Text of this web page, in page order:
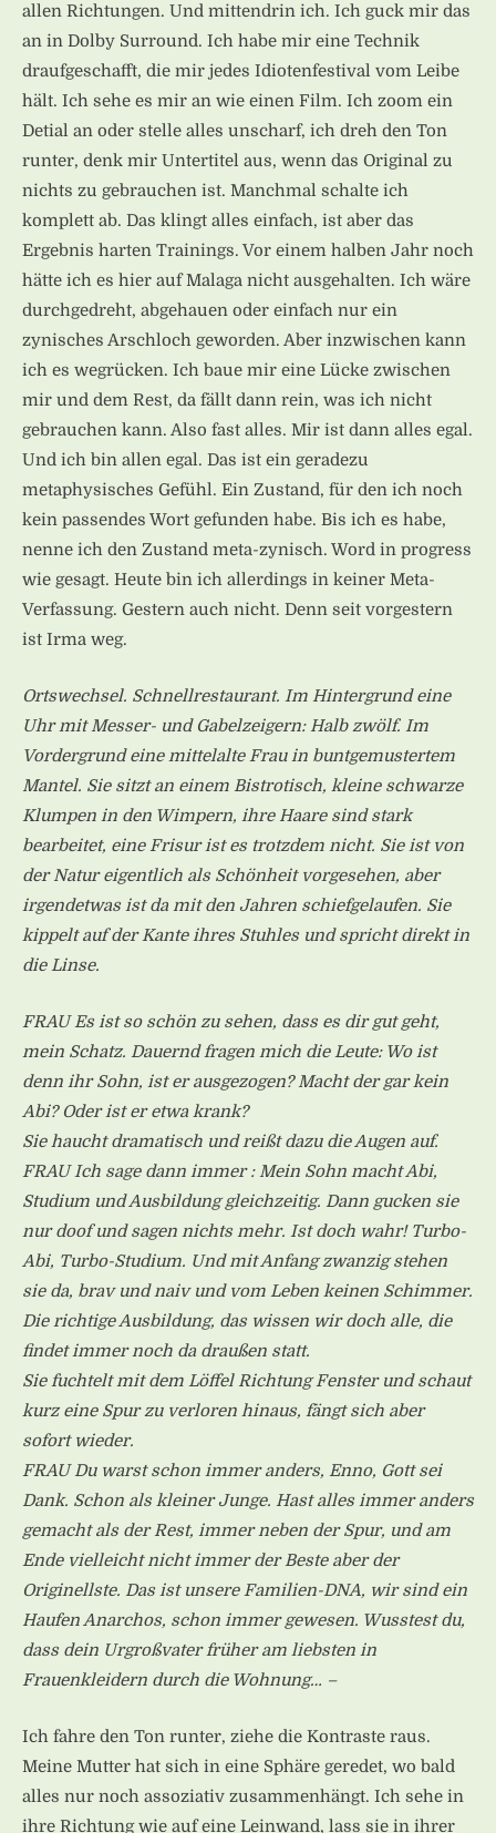
allen Richtungen. Und mittendrin ich. Ich guck mir das
an in Dolby Surround. Ich habe mir eine Technik
draufgeschafft, die mir jedes Idiotenfestival vom Leibe
hält. Ich sehe es mir an wie einen Film. Ich zoom ein
Detial an oder stelle alles unscharf, ich dreh den Ton
runter, denk mir Untertitel aus, wenn das Original zu
nichts zu gebrauchen ist. Manchmal schalte ich
komplett ab. Das klingt alles einfach, ist aber das
Ergebnis harten Trainings. Vor einem halben Jahr noch
hätte ich es hier auf Malaga nicht ausgehalten. Ich wäre
durchgedreht, abgehauen oder einfach nur ein
zynisches Arschloch geworden. Aber inzwischen kann
ich es wegrücken. Ich baue mir eine Lücke zwischen
mir und dem Rest, da fällt dann rein, was ich nicht
gebrauchen kann. Also fast alles. Mir ist dann alles egal.
Und ich bin allen egal. Das ist ein geradezu
metaphysisches Gefühl. Ein Zustand, für den ich noch
kein passendes Wort gefunden habe. Bis ich es habe,
nenne ich den Zustand meta-zynisch. Word in progress
wie gesagt. Heute bin ich allerdings in keiner Meta-
Verfassung. Gestern auch nicht. Denn seit vorgestern
ist Irma weg.
Ortswechsel. Schnellrestaurant. Im Hintergrund eine
Uhr mit Messer- und Gabelzeigern: Halb zwölf. Im
Vordergrund eine mittelalte Frau in buntgemustertem
Mantel. Sie sitzt an einem Bistrotisch, kleine schwarze
Klumpen in den Wimpern, ihre Haare sind stark
bearbeitet, eine Frisur ist es trotzdem nicht. Sie ist von
der Natur eigentlich als Schönheit vorgesehen, aber
irgendetwas ist da mit den Jahren schiefgelaufen. Sie
kippelt auf der Kante ihres Stuhles und spricht direkt in
die Linse.
FRAU Es ist so schön zu sehen, dass es dir gut geht,
mein Schatz. Dauernd fragen mich die Leute: Wo ist
denn ihr Sohn, ist er ausgezogen? Macht der gar kein
Abi? Oder ist er etwa krank?
Sie haucht dramatisch und reißt dazu die Augen auf.
FRAU Ich sage dann immer : Mein Sohn macht Abi,
Studium und Ausbildung gleichzeitig. Dann gucken sie
nur doof und sagen nichts mehr. Ist doch wahr! Turbo-
Abi, Turbo-Studium. Und mit Anfang zwanzig stehen
sie da, brav und naiv und vom Leben keinen Schimmer.
Die richtige Ausbildung, das wissen wir doch alle, die
findet immer noch da draußen statt.
Sie fuchtelt mit dem Löffel Richtung Fenster und schaut
kurz eine Spur zu verloren hinaus, fängt sich aber
sofort wieder.
FRAU Du warst schon immer anders, Enno, Gott sei
Dank. Schon als kleiner Junge. Hast alles immer anders
gemacht als der Rest, immer neben der Spur, und am
Ende vielleicht nicht immer der Beste aber der
Originellste. Das ist unsere Familien-DNA, wir sind ein
Haufen Anarchos, schon immer gewesen. Wusstest du,
dass dein Urgroßvater früher am liebsten in
Frauenkleidern durch die Wohnung… –
Ich fahre den Ton runter, ziehe die Kontraste raus.
Meine Mutter hat sich in eine Sphäre geredet, wo bald
alles nur noch assoziativ zusammenhängt. Ich sehe in
ihre Richtung wie auf eine Leinwand, lass sie in ihrer